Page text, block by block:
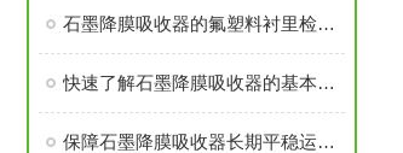
石墨降膜吸收器的氟塑料衬里检查与裂纹修复技巧
快速了解石墨降膜吸收器的基本优势
保障石墨降膜吸收器长期平稳运行的策略